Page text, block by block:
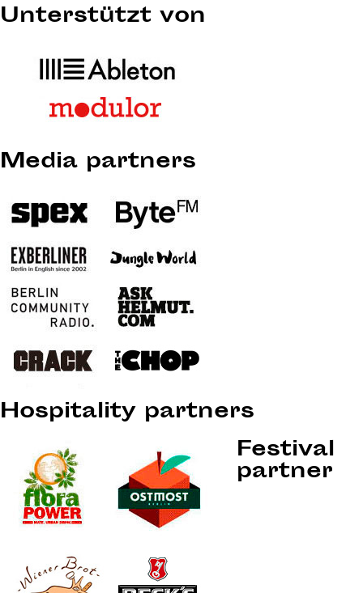
Unterstützt von
Media partners
Hospitality partners
Festival
partner